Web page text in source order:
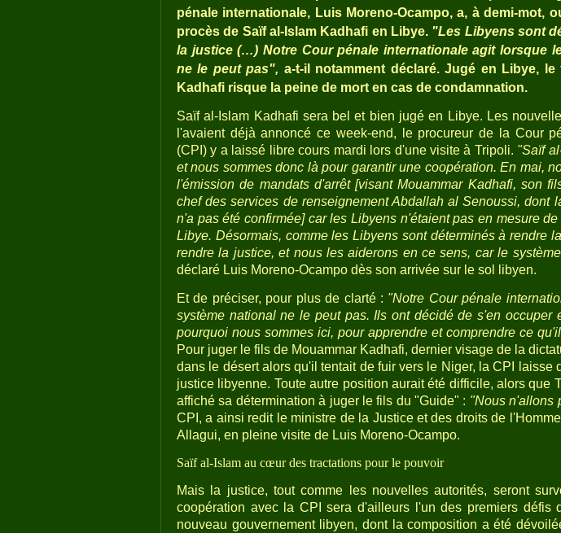
pénale internationale, Luis Moreno-Ocampo, a, à demi-mot,
procès de Saïf al-Islam Kadhafi en Libye. "Les Libyens sont
la justice (…) Notre Cour pénale internationale agit lorsque
ne le peut pas", a-t-il notamment déclaré. Jugé en Libye, le
Kadhafi risque la peine de mort en cas de condamnation.
Saïf al-Islam Kadhafi sera bel et bien jugé en Libye. Les
l'avaient déjà annoncé ce week-end, le procureur de la Cour
(CPI) y a laissé libre cours mardi lors d'une visite à Tripoli. "Saïf
et nous sommes donc là pour garantir une coopération. En mai,
l'émission de mandats d'arrêt [visant Mouammar Kadhafi, son
chef des services de renseignement Abdallah al Senoussi, dont
n'a pas été confirmée] car les Libyens n'étaient pas en mesure
Libye. Désormais, comme les Libyens sont déterminés à rendre
rendre la justice, et nous les aiderons en ce sens, car le
déclaré Luis Moreno-Ocampo dès son arrivée sur le sol libyen.
Et de préciser, pour plus de clarté : "Notre Cour pénale
système national ne le peut pas. Ils ont décidé de s'en occuper
pourquoi nous sommes ici, pour apprendre et comprendre ce
Pour juger le fils de Mouammar Kadhafi, dernier visage de la
dans le désert alors qu'il tentait de fuir vers le Niger, la CPI laisse
justice libyenne. Toute autre position aurait été difficile, alors que
affiché sa détermination à juger le fils du "Guide" : "Nous n'allons
CPI, a ainsi redit le ministre de la Justice et des droits de
Allagui, en pleine visite de Luis Moreno-Ocampo.
Saïf al-Islam au cœur des tractations pour le pouvoir
Mais la justice, tout comme les nouvelles autorités, seront
coopération avec la CPI sera d'ailleurs l'un des premiers défis
nouveau gouvernement libyen, dont la composition a été